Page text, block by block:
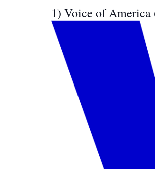
1) Voice of America